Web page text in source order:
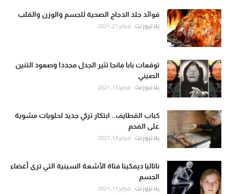
فوائد جلد الدجاج الصحية للجسم والوزن والقلب
يلا نيوز نت فبراير 21, 2021
توقعات بابا فانجا تثير الجدل مجددا وصعود التنين
الصيني
يلا نيوز نت فبراير 13, 2021
كباب القطايف.. ابتكار تركي جديد لحلويات مشوية
على الفحم
يلا نيوز نت فبراير 13, 2021
ناتاليا ديمكينا فتاة الأشعة السينية التي ترى أعضاء
الجسم
يلا نيوز نت فبراير 11, 2021